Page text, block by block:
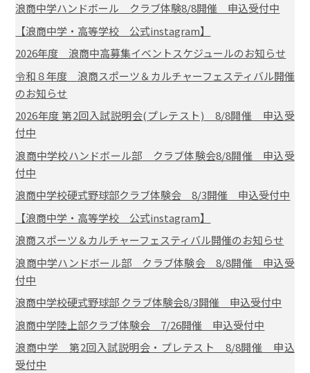
浪商中学ハンドボール クラブ体験8/8開催 申込受付中
【浪商中学・高等学校 公式instagram】
2026年度 浪商中高募集イベントスケジュールのお知らせ
令和８年度 浪商スポーツ＆カルチャーフェスティバル開催
のお知らせ
2026年度 第2回入試説明会(プレテスト) 8/8開催 申込受
付中
浪商中学校ハンドボール部 クラブ体験会8/8開催 申込受
付中
浪商中学校硬式野球部クラブ体験会 8/3開催 申込受付中
【浪商中学・高等学校 公式instagram】
浪商スポーツ＆カルチャーフェスティバル開催のお知らせ
浪商中学ハンドボール部 クラブ体験会 8/8開催 申込受
付中
浪商中学校硬式野球部 クラブ体験会8/3開催 申込受付中
浪商中学陸上部クラブ体験会 7/26開催 申込受付中
浪商中学 第2回入試説明会・プレテスト 8/8開催 申込
受付中